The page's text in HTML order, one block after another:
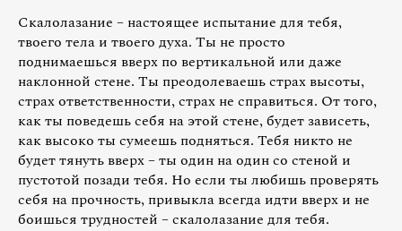
Скалолазание – настоящее испытание для тебя,
твоего тела и твоего духа. Ты не просто
поднимаешься вверх по вертикальной или даже
наклонной стене. Ты преодолеваешь страх высоты,
страх ответственности, страх не справиться. От того,
как ты поведешь себя на этой стене, будет зависеть,
как высоко ты сумеешь подняться. Тебя никто не
будет тянуть вверх – ты один на один со стеной и
пустотой позади тебя. Но если ты любишь проверять
себя на прочность, привыкла всегда идти вверх и не
боишься трудностей – скалолазание для тебя.